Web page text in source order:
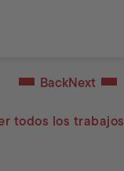
BackNext
todos los trabajos